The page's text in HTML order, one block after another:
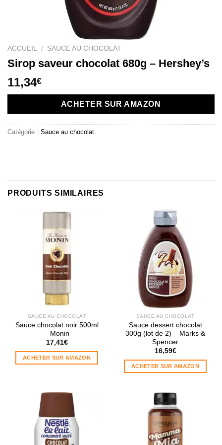
ACCUEIL / SAUCE AU CHOCOLAT
Sirop saveur chocolat 680g – Hershey’s
11,34€
ACHETER SUR AMAZON
Catégorie : Sauce au chocolat
PRODUITS SIMILAIRES
SAUCE AU CHOCOLAT
Sauce chocolat noir 500ml
– Monin
17,41€
ACHETER SUR AMAZON
SAUCE AU CHOCOLAT
Sauce dessert chocolat
300g (lot de 2) – Marks &
Spencer
16,59€
ACHETER SUR AMAZON